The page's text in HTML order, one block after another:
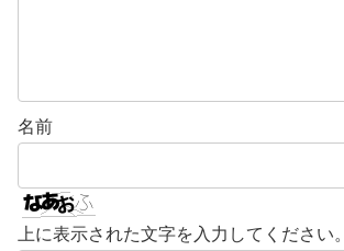
名前
上に表示された文字を入力してください。